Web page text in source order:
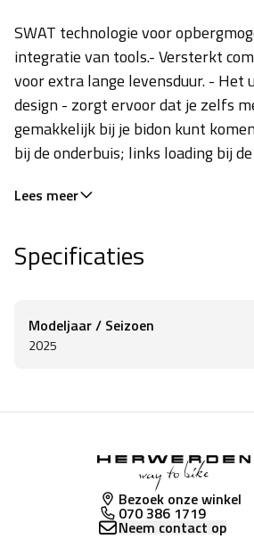
SWAT technologie voor
integratie van tools.- Versterkt
voor extra lange levensduur. - Het
design - zorgt ervoor dat je zelfs
gemakkelijk bij je bidon kunt
bij de onderbuis; links loading bij
Mount Tool. - Geschikt voor MTB XC
Lees meer
Specificaties
Modeljaar / Seizoen
2025
Bezoek onze winkel
070 386 1719
Neem contact op